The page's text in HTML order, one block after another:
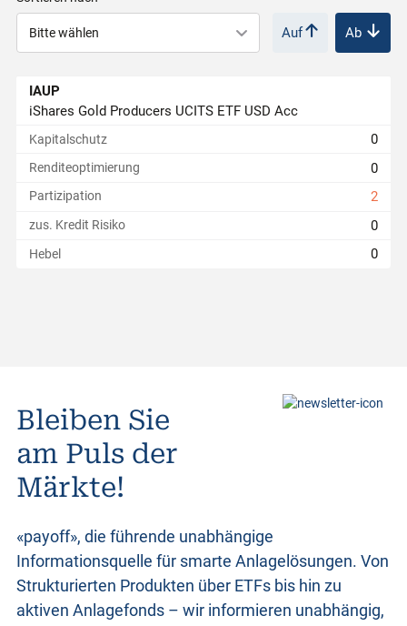
r
e
r
t
r
o
d
u
k
Auf Ab
IAUP
iShares Gold Producers UCITS ETF USD Acc
Kapitalschutz 0
Renditeoptimierung 0
Partizipation 2
zus. Kredit Risiko 0
Hebel 0
Bleiben Sie
am Puls der
Märkte!
«payoff», die führende unabhängige
Informationsquelle für smarte Anlagelösungen. Von
Strukturierten Produkten über ETFs bis hin zu
aktiven Anlagefonds – wir informieren unabhängig,